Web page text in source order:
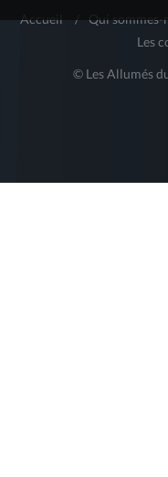
Accueil / Qui sommes-
Les
© Les Allumés